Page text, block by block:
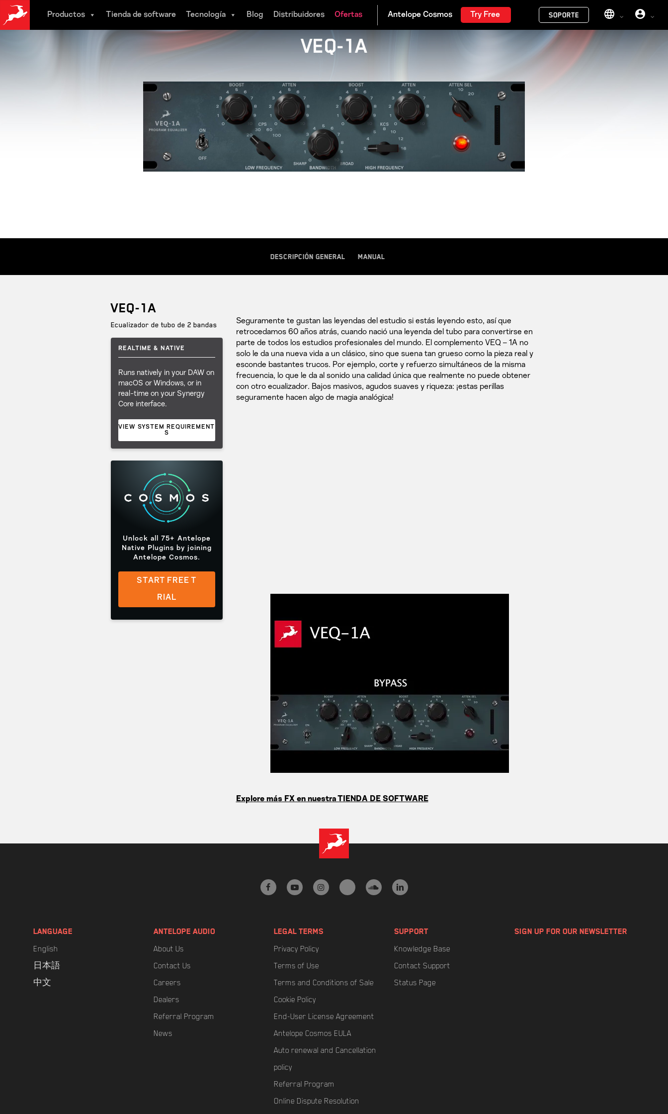
Skip
to
Productos Tienda de software Tecnología Blog Distribuidores Ofertas Try Free SOPORTE
VEQ-1A
Descripción general Manual
VEQ-1A
Ecualizador de tubo de 2 bandas
REALTIME & NATIVE
Runs natively in your DAW on
macOS or Windows, or in
real-time on your Synergy
Core interface.
VIEW SYSTEM REQUIREMENT
S
Unlock all 75+ Antelope
Native Plugins by joining
Antelope Cosmos.
START FREE T
RIAL
Seguramente te gustan las leyendas del estudio si estás leyendo esto, así que
retrocedamos 60 años atrás, cuando nació una leyenda del tubo para convertirse en
parte de todos los estudios profesionales del mundo. El complemento VEQ – 1A no
solo le da una nueva vida a un clásico, sino que suena tan grueso como la pieza real y
esconde bastantes trucos. Por ejemplo, corte y refuerzo simultáneos de la misma
frecuencia, lo que le da al sonido una calidad única que realmente no puede obtener
con otro ecualizador. Bajos masivos, agudos suaves y riqueza: ¡estas perillas
seguramente hacen algo de magia analógica!
Explore más FX en nuestra TIENDA DE SOFTWARE
facebookyoutubeinstagramtiktoksoundcloud
linkedin
LANGUAGE
English
日本語
中文
ANTELOPE AUDIO
About Us
Contact Us
Careers
Dealers
Referral Program
News
LEGAL TERMS
Privacy Policy
Terms of Use
Terms and Conditions of Sale
Cookie Policy
End-User License Agreement
Antelope Cosmos EULA
Auto renewal and Cancellation
policy
Referral Program
Online Dispute Resolution
SUPPORT
Knowledge Base
Contact Support
Status Page
SIGN UP FOR OUR NEWSLETTER
Menu